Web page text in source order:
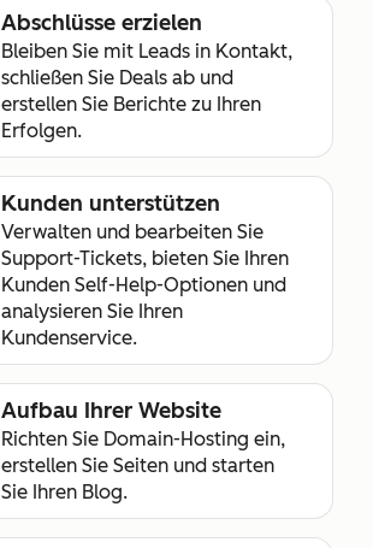
Abschlüsse erzielen
Bleiben Sie mit Leads in Kontakt,
schließen Sie Deals ab und
erstellen Sie Berichte zu Ihren
Erfolgen.
Kunden unterstützen
Verwalten und bearbeiten Sie
Support-Tickets, bieten Sie Ihren
Kunden Self-Help-Optionen und
analysieren Sie Ihren
Kundenservice.
Aufbau Ihrer Website
Richten Sie Domain-Hosting ein,
erstellen Sie Seiten und starten
Sie Ihren Blog.